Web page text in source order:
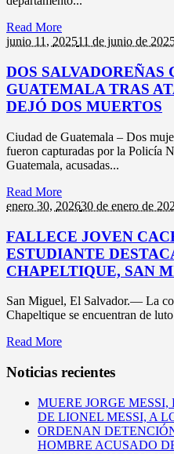
Read More
junio 11, 202511 de junio de
DOS SALVADOREÑAS
GUATEMALA TRAS
DEJÓ DOS MUERTOS
Ciudad de Guatemala – Dos
fueron capturadas por la Policía
Guatemala, acusadas...
Read More
enero 30, 202630 de enero de
FALLECE JOVEN
ESTUDIANTE
CHAPELTIQUE, SAN
San Miguel, El Salvador.— La
Chapeltique se encuentran de
Read More
Noticias recientes
MUERE JORGE MESSI,
DE LIONEL MESSI, A
ORDENAN
HOMBRE ACUSADO